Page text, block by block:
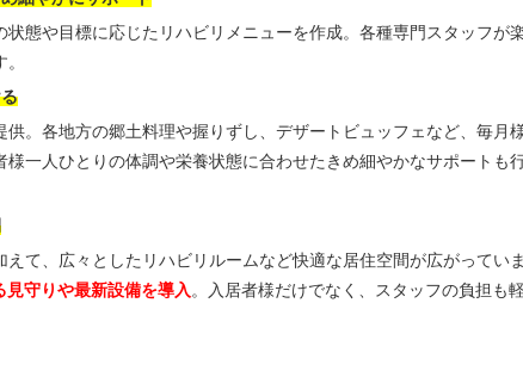
状態や目標に応じたリハビリメニューを作成。各種専門スタッフが
。各地方の郷土料理や握りずし、デザートビュッフェなど、毎月
一人ひとりの体調や栄養状態に合わせたきめ細やかなサポートも
て、広々としたリハビリルームなど快適な居住空間が広がってい
見守りや最新設備を導入 。入居者様だけでなく、スタッフの負担も